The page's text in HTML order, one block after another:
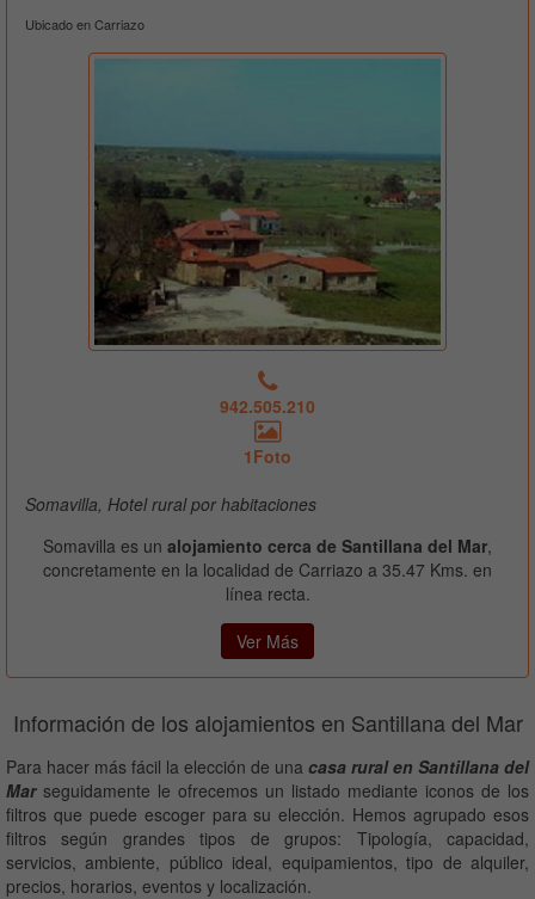
Ubicado en Carriazo
942.505.210
1Foto
Somavilla, Hotel rural por habitaciones
Somavilla es un alojamiento cerca de Santillana del Mar,
concretamente en la localidad de Carriazo a 35.47 Kms. en
línea recta.
Ver Más
Información de los alojamientos en Santillana del Mar
Para hacer más fácil la elección de una casa rural en Santillana del
Marseguidamente le ofrecemos un listado mediante iconos de los
filtros que puede escoger para su elección. Hemos agrupado esos
filtros según grandes tipos de grupos: Tipología, capacidad,
servicios, ambiente, público ideal, equipamientos, tipo de alquiler,
precios, horarios, eventos y localización.